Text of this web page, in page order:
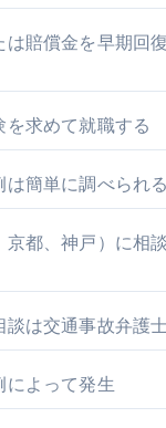
は賠償金を早期回
求めて就職する
簡単に調べられる
都、神戸）に相
談は交通事故弁護
によって発生